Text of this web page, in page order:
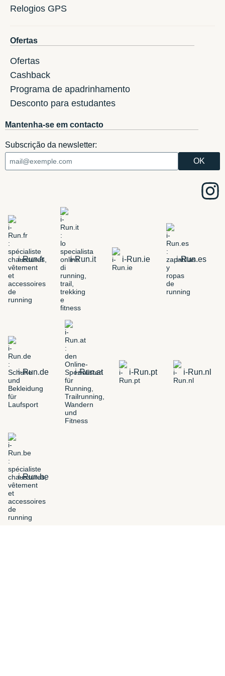
Relogios GPS
Ofertas
Ofertas
Cashback
Programa de apadrinhamento
Desconto para estudantes
Mantenha-se em contacto
Subscrição da newsletter:
i-Run.fr i-Run.it i-Run.ie i-Run.es
i-Run.de i-Run.at i-Run.pt i-Run.nl
i-Run.be